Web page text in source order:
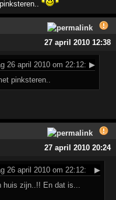
27 april 2010 12:38
26 april 2010 om 22:12: ▶
pinksteren..
27 april 2010 20:24
26 april 2010 om 22:12:
▶
huis zijn..!! En dat is...